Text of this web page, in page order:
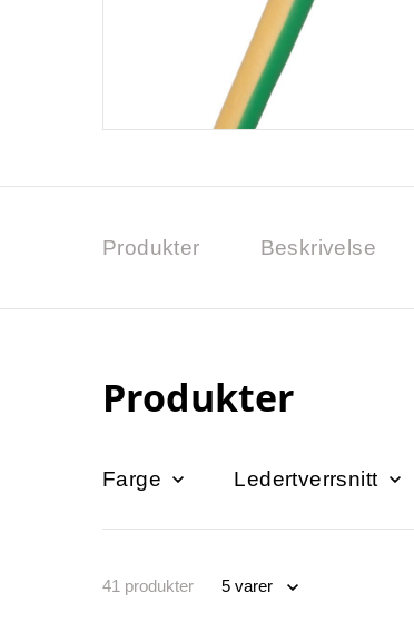
Produkter Beskrivelse
Produkter
Farge Ledertverrsnitt
41 produkter